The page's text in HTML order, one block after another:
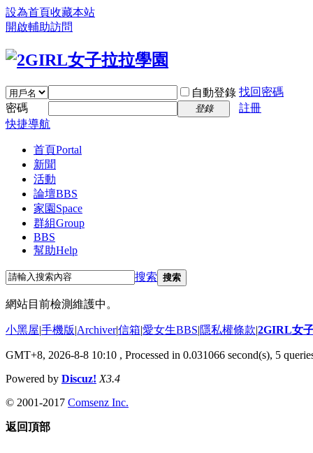
設為首頁收藏本站
開啟輔助訪問
自動登錄 找回密碼
密碼
登錄
註冊
快捷導航
首頁Portal
新聞
活動
論壇BBS
家園 Space
群組Group
BBS
幫助Help
搜索 搜索
網站目前檢測維護中。
小黑屋|手機版|Archiver|信箱|愛女生BBS|隱私權條款|2GIRL女
GMT+8, 2026-8-8 10:10 , Processed in 0.031066 second(s), 5
Powered by Discuz! X3.4
© 2001-2017 Comsenz Inc.
返回頂部